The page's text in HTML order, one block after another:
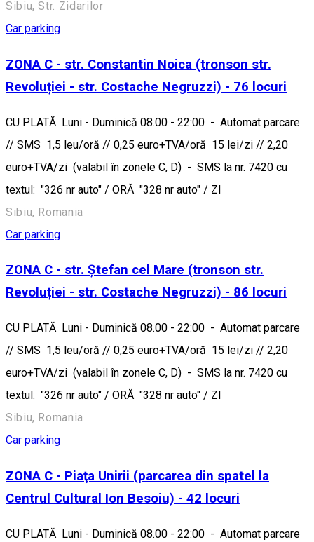
Sibiu, Str. Zidarilor
Car parking
ZONA C - str. Constantin Noica (tronson str.
Revoluției - str. Costache Negruzzi) - 76 locuri
CU PLATĂ Luni - Duminică 08.00 - 22:00 - Automat parcare
// SMS 1,5 leu/oră // 0,25 euro+TVA/oră 15 lei/zi // 2,20
euro+TVA/zi (valabil în zonele C, D) - SMS la nr. 7420 cu
textul: "326 nr auto" / ORĂ "328 nr auto" / ZI
Sibiu, Romania
Car parking
ZONA C - str. Ștefan cel Mare (tronson str.
Revoluției - str. Costache Negruzzi) - 86 locuri
CU PLATĂ Luni - Duminică 08.00 - 22:00 - Automat parcare
// SMS 1,5 leu/oră // 0,25 euro+TVA/oră 15 lei/zi // 2,20
euro+TVA/zi (valabil în zonele C, D) - SMS la nr. 7420 cu
textul: "326 nr auto" / ORĂ "328 nr auto" / ZI
Sibiu, Romania
Car parking
ZONA C - Piaţa Unirii (parcarea din spatel la
Centrul Cultural Ion Besoiu) - 42 locuri
CU PLATĂ Luni - Duminică 08.00 - 22:00 - Automat parcare